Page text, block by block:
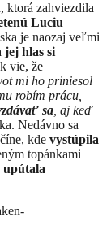
ktorá zahviezdila
Luciu
je naozaj veľmi
jej hlas si
vie, že
mi ho priniesol
robím prácu,
sa , aj keď
Nedávno sa
kde vystúpila
topánkami
upútala